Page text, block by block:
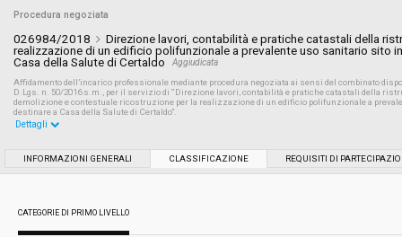
Procedura negoziata
026984/2018
Direzione lavori, contabilità e pratiche catastali della
realizzazione di un edificio polifunzionale a prevalente uso sanitario sito
Casa della Salute di Certaldo
Aggiudicata
Affidamento dell’incarico professionale mediante procedura negoziata ai sensi del combinato
D.Lgs. n. 50/2016 s.m., per il servizio di “Direzione lavori, contabilità e pratiche catastali della
demolizione e contestuale ricostruzione per la realizzazione di un edificio polifunzionale a
destinare a Casa della Salute di Certaldo”.
Data pubblicazione: 13/11/2018 12:11
Dettagli
INFORMAZIONI GENERALI CLASSIFICAZIONE REQUISITI DI
CATEGORIE DI PRIMO LIVELLO